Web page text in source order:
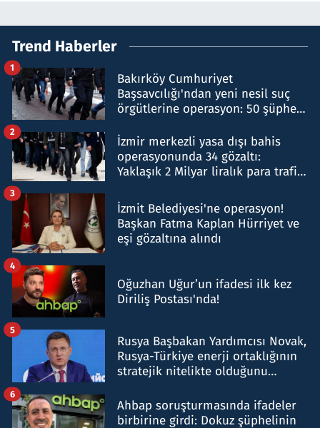
Trend Haberler
Bakırköy Cumhuriyet
Başsavcılığı'ndan yeni nesil suç
örgütlerine operasyon: 50 şüpheli
1
İzmir merkezli yasa dışı bahis
operasyonunda 34 gözaltı:
Yaklaşık 2 Milyar liralık para trafiği
2
İzmit Belediyesi'ne operasyon!
Başkan Fatma Kaplan Hürriyet ve
eşi gözaltına alındı
3
Oğuzhan Uğur’un ifadesi ilk kez
Diriliş Postası'nda!
4
Rusya Başbakan Yardımcısı Novak,
Rusya-Türkiye enerji ortaklığının
stratejik nitelikte olduğunu
5
Ahbap soruşturmasında ifadeler
birbirine girdi: Dokuz şüphelinin
6